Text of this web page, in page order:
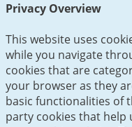
Privacy Overview
This website uses
while you navigate
cookies that are
your browser as they
basic functionalities of
party cookies that help